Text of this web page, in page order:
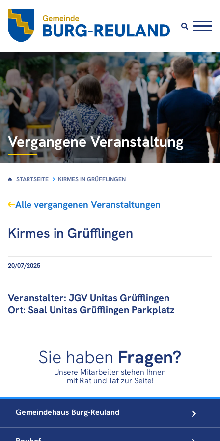
Vergangene Veranstaltung
STARTSEITE KIRMES IN GRÜFFLINGEN
Alle vergangenen Veranstaltungen
Kirmes in Grüfflingen
20/07/2025
Veranstalter: JGV Unitas Grüfflingen
Ort: Saal Unitas Grüfflingen Parkplatz
Sie haben Fragen?
Unsere Mitarbeiter stehen Ihnen
mit Rat und Tat zur Seite!
Gemeindehaus Burg-Reuland